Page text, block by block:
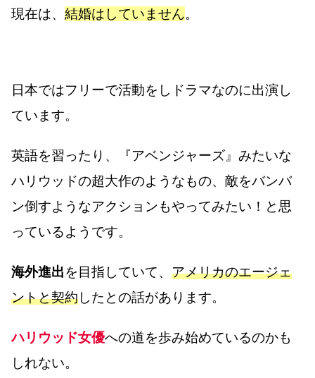
現在は、 結婚はしていません。
日本ではフリーで活動をしドラマなのに出演し
ています。
英語を習ったり、『アベンジャーズ』みたいな
ハリウッドの超大作のようなもの、敵をバンバ
ン倒すようなアクションもやってみたい！と思
っているようです。
海外進出を目指していて、 アメリカのエージェ
ントと契約したとの話があります。
ハリウッド女優への道を歩み始めているのかも
しれない。